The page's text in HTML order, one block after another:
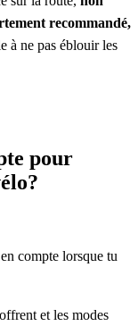
recommandé,
à ne pas éblouir les
pour
compte lorsque tu
et les modes